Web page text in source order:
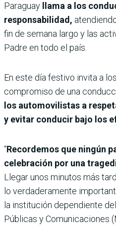
Paraguay
llama a los
responsabilidad,
fin de semana largo y las
Padre en todo el país.
En este día festivo invita a
compromiso de una
los automovilistas a
y evitar conducir bajo los
“Recordemos que ningún
celebración por una
Llegar unos minutos más
lo verdaderamente
la institución dependiente
Públicas y Comunicaciones